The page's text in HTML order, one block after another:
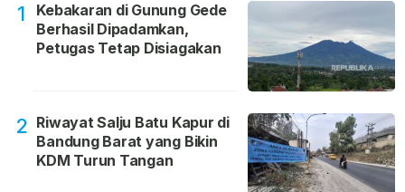
1
Kebakaran di Gunung Gede
Berhasil Dipadamkan,
Petugas Tetap Disiagakan
2 Riwayat Salju Batu Kapur di
Bandung Barat yang Bikin
KDM Turun Tangan